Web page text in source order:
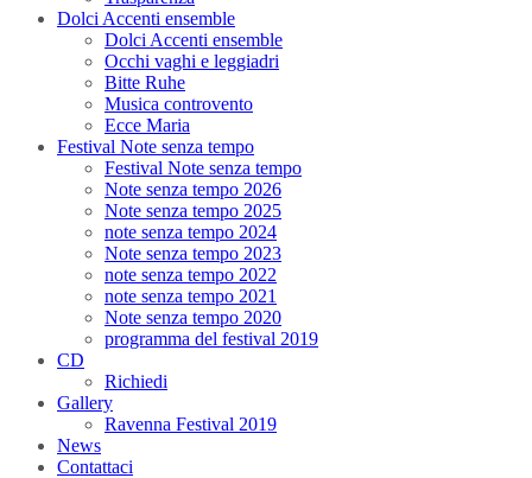
Dolci Accenti ensemble
Dolci Accenti ensemble
Occhi vaghi e leggiadri
Bitte Ruhe
Musica controvento
Ecce Maria
Festival Note senza tempo
Festival Note senza tempo
Note senza tempo 2026
Note senza tempo 2025
note senza tempo 2024
Note senza tempo 2023
note senza tempo 2022
note senza tempo 2021
Note senza tempo 2020
programma del festival 2019
CD
Richiedi
Gallery
Ravenna Festival 2019
News
Contattaci